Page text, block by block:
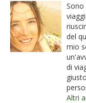
Sono
del
mio
di
Altri